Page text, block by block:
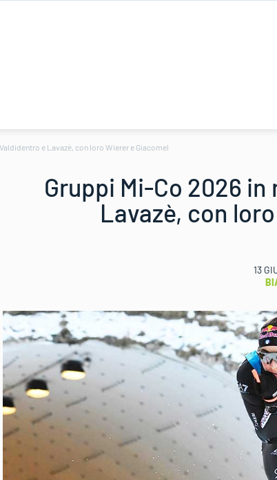
e Lavazè, con loro Wierer e Giacomel
Gruppi Mi-Co 2026
Lavazè, con
13